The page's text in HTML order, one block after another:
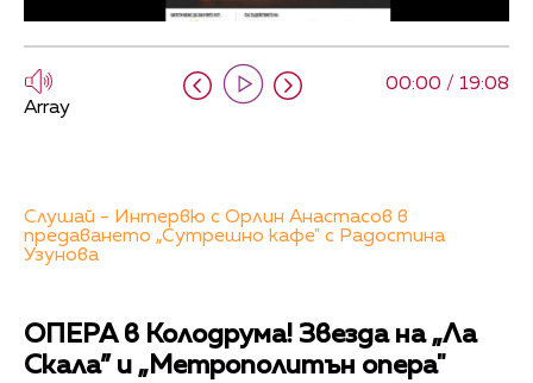
00:00 / 19:08
Array
Слушай - Интервю с Орлин Анастасов в
предаването „Сутрешно кафе" с Радостина
Узунова
ОПЕРА в Колодрума! Звезда на „Ла
Скала” и „Метрополитън опера"